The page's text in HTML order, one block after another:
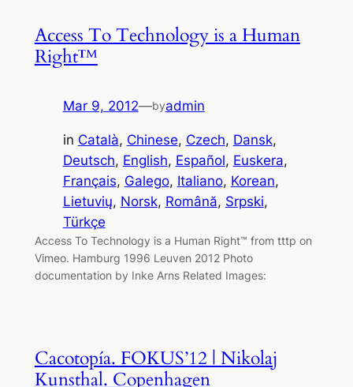
Access To Technology is a Human
Right™
Mar 9, 2012—byadmin
in Català, Chinese, Czech, Dansk
Deutsch, English, Español, Euskera
Français, Galego, Italiano, Korean
Lietuvių, Norsk, Română, Srpski
Türkçe
Access To Technology is a Human Right™ from tttp on
Vimeo. Hamburg 1996 Leuven 2012 Photo
documentation by Inke Arns Related Images:
Cacotopía. FOKUS’12 | Nikolaj
Kunsthal. Copenhagen